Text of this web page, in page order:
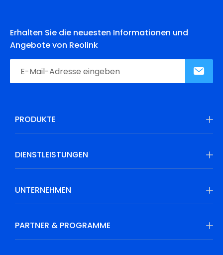
Erhalten Sie die neuesten Informationen und
Angebote von Reolink
PRODUKTE
DIENSTLEISTUNGEN
UNTERNEHMEN
PARTNER & PROGRAMME